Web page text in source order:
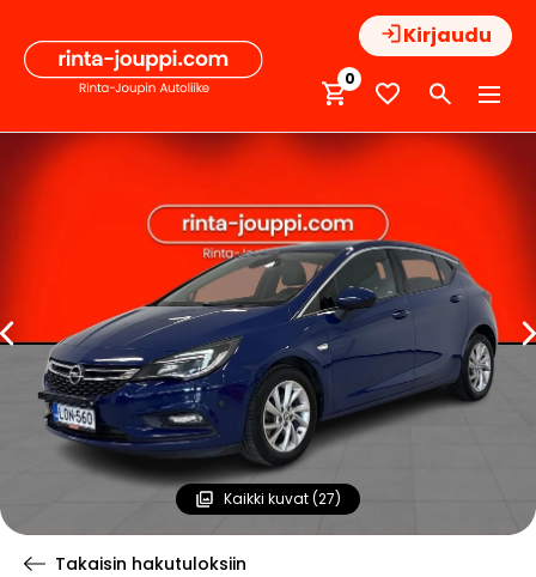
sisältöön
Kirjaudu
0
Kaikki kuvat (27)
Takaisin hakutuloksiin